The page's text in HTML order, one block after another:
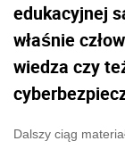
edukacyjnej
właśnie
wiedza czy
Dalszy ciąg